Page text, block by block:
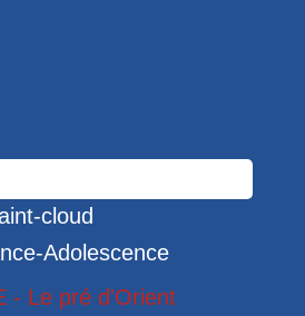
cloud
Adolescence
- Le pré d'Orient